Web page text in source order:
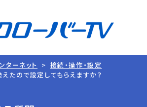
ターネット
接続・操作・設定
たので設定してもらえますか？